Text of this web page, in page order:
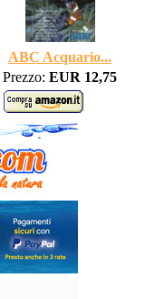
ABC Acquario...
Prezzo: EUR 12,75